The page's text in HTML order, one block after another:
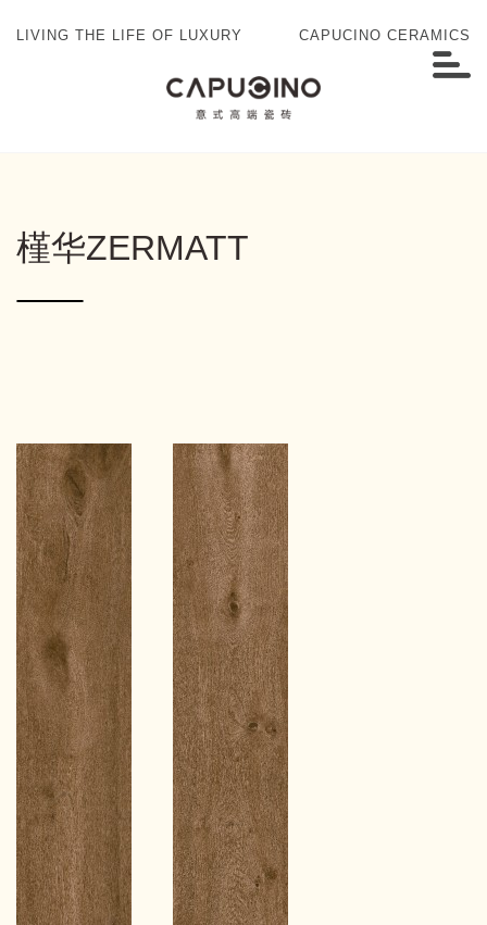
LIVING THE LIFE OF LUXURY CAPUCINO CERAMICS
槿华ZERMATT